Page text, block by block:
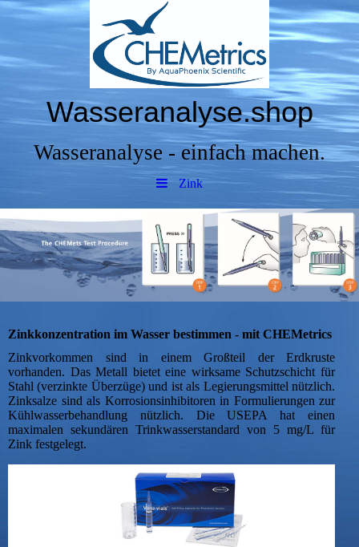
Wasseranalyse.shop
Wasseranalyse - einfach machen.
Zink
Zinkkonzentration im Wasser bestimmen - mit CHEMetrics
Zinkvorkommen sind in einem Großteil der Erdkruste
vorhanden. Das Metall bietet eine wirksame Schutzschicht für
Stahl (verzinkte Überzüge) und ist als Legierungsmittel nützlich.
Zinksalze sind als Korrosionsinhibitoren in Formulierungen zur
Kühlwasserbehandlung nützlich. Die USEPA hat einen
maximalen sekundären Trinkwasserstandard von 5 mg/L für
Zink festgelegt.